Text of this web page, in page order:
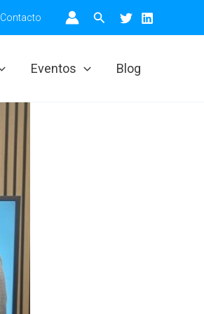
Contacto Buscar
Eventos Blog